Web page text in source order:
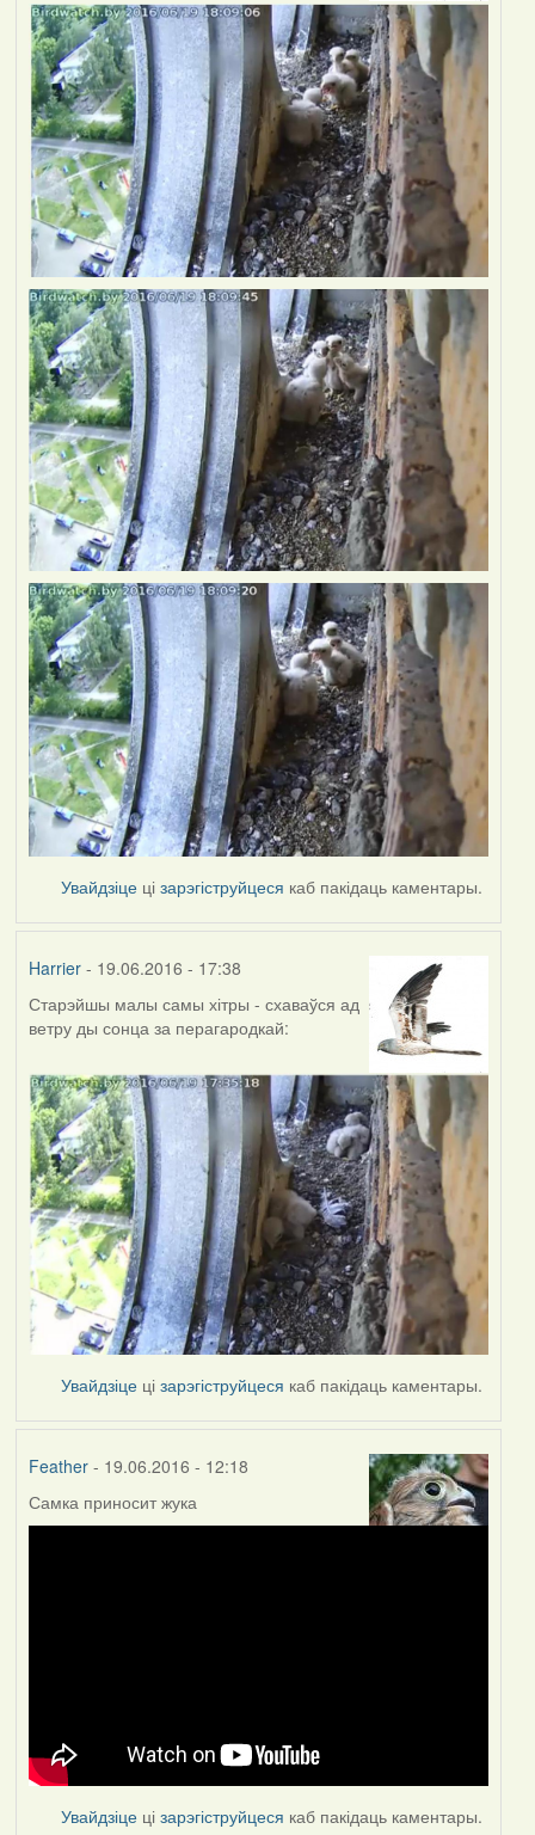
Увайдзіце цізарэгіструйцеся каб пакідаць каментары.
Harrier- 19.06.2016 - 17:38
Старэйшы малы самы хітры - схаваўся ад
ветру ды сонца за перагародкай:
Увайдзіце цізарэгіструйцеся каб пакідаць каментары.
Feather- 19.06.2016 - 12:18
Самка приносит жука
Увайдзіце цізарэгіструйцеся каб пакідаць каментары.